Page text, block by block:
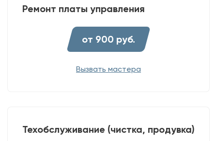
Ремонт платы управления
от 900 руб.
Вызвать мастера
Техобслуживание (чистка, продувка)